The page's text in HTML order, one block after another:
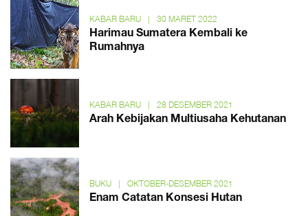
KABAR BARU | 30 MARET 2022
Harimau Sumatera Kembali ke
Rumahnya
KABAR BARU | 28 DESEMBER 2021
Arah Kebijakan Multiusaha Kehutanan
BUKU | OKTOBER-DESEMBER 2021
Enam Catatan Konsesi Hutan